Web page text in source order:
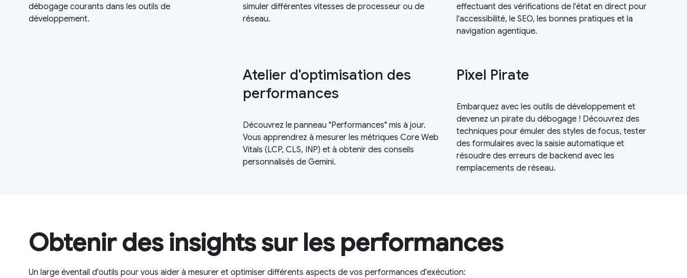
débogage courants dans les outils de
développement.
simuler différentes vitesses de processeur ou de
réseau.
effectuant des vérifications de l'état en direct pour
l'accessibilité, le SEO, les bonnes pratiques et la
navigation agentique.
Atelier d'optimisation des
performances
Découvrez le panneau "Performances" mis à jour.
Vous apprendrez à mesurer les métriques Core Web
Vitals (LCP, CLS, INP) et à obtenir des conseils
personnalisés de Gemini.
Pixel Pirate
Embarquez avec les outils de développement et
devenez un pirate du débogage ! Découvrez des
techniques pour émuler des styles de focus, tester
des formulaires avec la saisie automatique et
résoudre des erreurs de backend avec les
remplacements de réseau.
Obtenir des insights sur les performances
Un large éventail d'outils pour vous aider à mesurer et optimiser différents aspects de vos performances d'exécution: